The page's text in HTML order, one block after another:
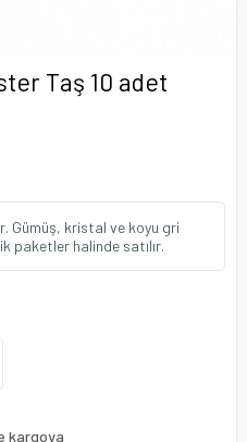
Taş 10 adet
Gümüş, kristal ve koyu gri
paketler halinde satılır.
kargoya